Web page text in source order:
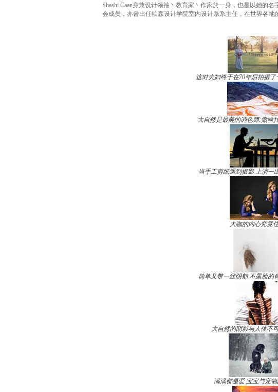
Shashi Caan身兼设计领袖丶教育家丶作家於一身，也是以她的
会成员，亦曾出任帕森设计学院室内设计系系主任，在世界各地
这对夫妇终于在70年后拍摄
大自然是最美的调色师:撒哈
当手工剪纸遇到摄影 上演一
大咖的内心究竟
简单又带一丝阴郁 不露脸的
大自然的阴影与人体不
满满都是爱 宝宝与宠